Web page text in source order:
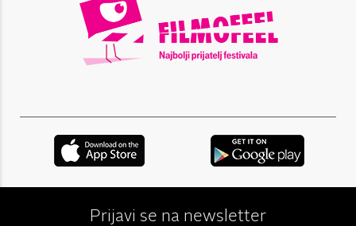
Prijavi se na newsletter